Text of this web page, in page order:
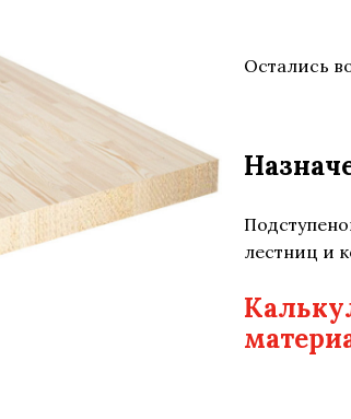
Остались
лестниц и